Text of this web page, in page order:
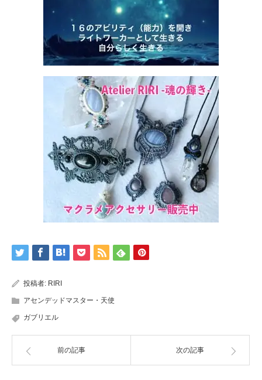
投稿者: RIRI
アセンデッドマスター・天使
ガブリエル
前の記事 次の記事